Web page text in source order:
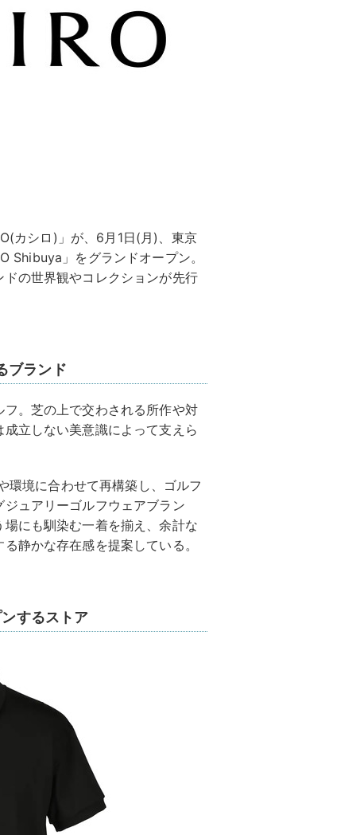
カシロ)」が、6月1日(月)、東京
Shibuya」をグランドオープン。
の世界観やコレクションが先行
ブランド
。芝の上で交わされる所作や対
立しない美意識によって支えら
環境に合わせて再構築し、ゴルフ
ュアリーゴルフウェアブラン
にも馴染む一着を揃え、余計な
静かな存在感を提案している。
するストア